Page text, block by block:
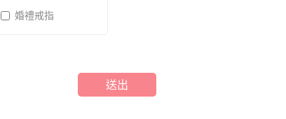
婚禮戒指
送出